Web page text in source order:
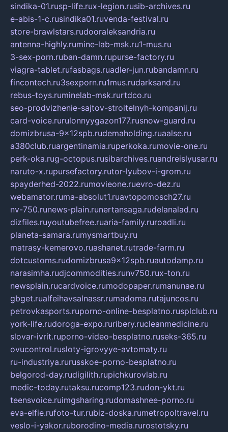
sindika-01.rusp-life.rux-legion.rusib-archives.ru
e-abis-1-c.rusindika01.ruvenda-festival.ru
store-brawlstars.rudooraleksandria.ru
antenna-highly.rumine-lab-msk.ru1-mus.ru
3-sex-porn.ruban-damn.rupurse-factory.ru
viagra-tablet.rufasbags.ruadler-jun.rubandamn.ru
fincontech.ru3sexporn.ru1mus.rudarksand.ru
rebus-toys.ruminelab-msk.rurtdco.ru
seo-prodvizhenie-sajtov-stroitelnyh-kompanij.ru
card-voice.rurulonnyygazon177.rusnow-guard.ru
domizbrusa-9x12spb.rudemaholding.ruaalse.ru
a380club.ruargentinamia.ruperkoka.rumovie-one.ru
perk-oka.rug-octopus.rusibarchives.ruandreislyusar.ru
naruto-x.rupursefactory.rutor-lyubov-i-grom.ru
spayderhed-2022.rumovieone.ruevro-dez.ru
webamator.ruma-absolut1.ruavtopomosch27.ru
nv-750.runews-plain.runertansaga.rudelanalad.ru
dizfiles.ruyoutubefree.ruaria-family.ruroadli.ru
planeta-samara.rumysmartbuy.ru
matrasy-kemerovo.ruashanet.rutrade-farm.ru
dotcustoms.rudomizbrusa9x12spb.ruautodamp.ru
narasimha.rudjcommodities.runv750.rux-ton.ru
newsplain.rucardvoice.rumodopaper.rumanunae.ru
gbget.rualfeihavsalnassr.rumadoma.rutajuncos.ru
petrovkasports.ruporno-online-besplatno.rusplclub.ru
york-life.rudoroga-expo.ruribery.rucleanmedicine.ru
slovar-ivrit.ruporno-video-besplatno.ruseks-365.ru
ovucontrol.rusloty-igrovyye-avtomaty.ru
ru-industriya.rurusskoe-porno-besplatno.ru
belgorod-day.rudigilith.rupichkurovlab.ru
medic-today.rutaksu.rucomp123.rudon-ykt.ru
teensvoice.ruimgsharing.rudomashnee-porno.ru
eva-elfie.rufoto-tur.rubiz-doska.rumetropoltravel.ru
veslo-i-yakor.ruborodino-media.rurostotsky.ru